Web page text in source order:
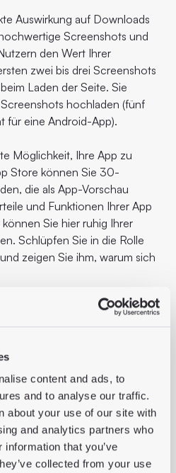
content and ads, to
and to analyse our traffic.
about your use of our site with
and analytics partners who
that you’ve
collected from your use
Auswirkung auf Downloads
Screenshots und
den Wert Ihrer
zwei bis drei Screenshots
Laden der Seite. Sie
hochladen (fünf
für eine Android-App).
Möglichkeit, Ihre App zu
Store können Sie 30-
die als App-Vorschau
und Funktionen Ihrer App
Sie hier ruhig Ihrer
Schlüpfen Sie in die Rolle
zeigen Sie ihm, warum sich
richtige
unbedingt im Vordergrund
wichtige Möglichkeit für
Sie Ihr Magazin oder Ihre
Kategorie für beide App
für Ihre Nutzer.